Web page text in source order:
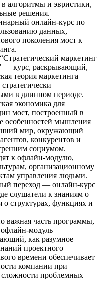
в алгоритмы и эвристики,
решения.
онлайн-курс по
данных, —
поколения мост к
маркетинг
— курс, раскрывающий,
теория маркетинга
в длинном периоде.
экономика для
мост, построенный в
особенностей мышления
мир, окружающий
конкурентов и
социумом.
к офлайн-модулю,
организационному
управления людьми.
переход — онлайн-курс
слушатели к знаниям о
о структурах, функциях и
часть программы,
модуль
как разумное
проектного
времени обеспечивает
компании при
сложности проблемных